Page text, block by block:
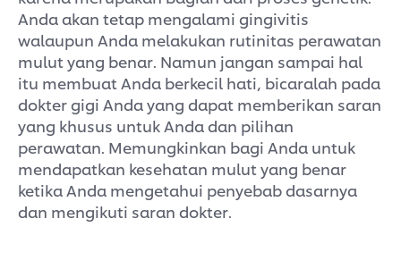
Anda akan tetap mengalami gingivitis
walaupun Anda melakukan rutinitas perawatan
mulut yang benar. Namun jangan sampai hal
itu membuat Anda berkecil hati, bicaralah pada
dokter gigi Anda yang dapat memberikan saran
yang khusus untuk Anda dan pilihan
perawatan. Memungkinkan bagi Anda untuk
mendapatkan kesehatan mulut yang benar
ketika Anda mengetahui penyebab dasarnya
dan mengikuti saran dokter.